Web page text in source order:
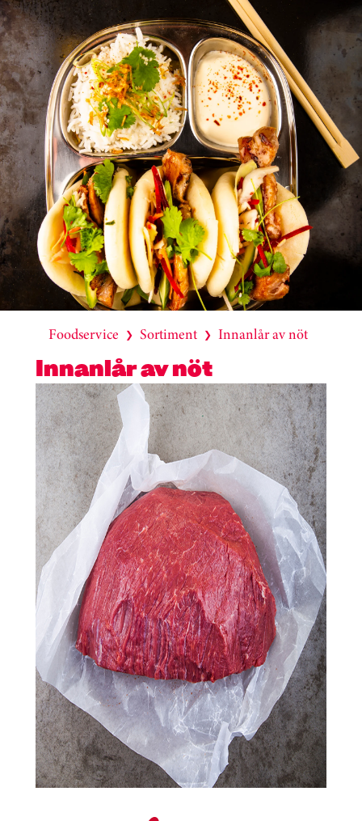
Foodservice ❯ Sortiment ❯ Innanlår av nöt
Innanlår av nöt